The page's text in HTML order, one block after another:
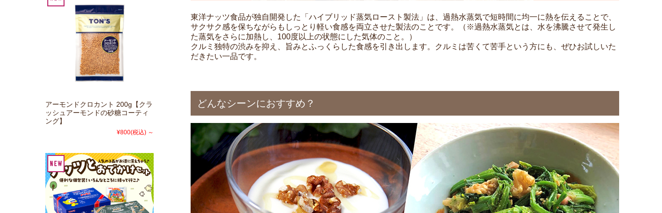
東洋ナッツ食品が独自開発した「ハイブリッド蒸気ロースト製法」は、過熱水蒸気で短時間に均一に熱を伝えることで、
サクサク感を保ちながらもしっとり軽い食感を両立させた製法のことです。（※過熱水蒸気とは、水を沸騰させて発生し
た蒸気をさらに加熱し、100度以上の状態にした気体のこと。）
クルミ独特の渋みを抑え、旨みとふっくらした食感を引き出します。クルミは苦くて苦手という方にも、ぜひお試しいた
だきたい一品です。
どんなシーンにおすすめ？
アーモンドクロカント 200g【クラ
ッシュアーモンドの砂糖コーティ
ング】
¥800(税込) ～